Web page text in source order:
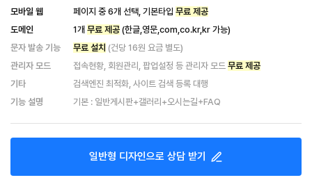
모바일 웹
페이지 중 6개 선택, 기본타입 무료 제공
도메인
1개 무료 제공 (한글,영문,com,co.kr,kr 가능)
문자 발송 기능
무료 설치 (건당 16원 요금 별도)
관리자 모드
접속현황, 회원관리, 팝업설정 등 관리자 모드 무료 제공
기타
검색엔진 최적화, 사이트 검색 등록 대행
기능 설명
기본 : 일반게시판+갤러리+오시는길+FAQ
일반형 디자인으로 상담 받기